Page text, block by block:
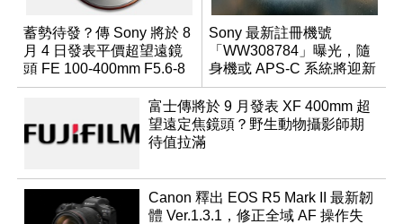
蓄勢待發？傳 Sony 將於 8
月 4 日發表平價超望遠鏡
頭 FE 100-400mm F5.6-8
Sony 最新註冊機號
「WW308784」曝光，隨
身機或 APS-C 系統將迎新
成員？
富士傳將於 9 月發表 XF 400mm 超
望遠定焦鏡頭？野生動物攝影師期
待值拉滿
Canon 釋出 EOS R5 Mark II 最新韌
體 Ver.1.3.1，修正全域 AF 操作失